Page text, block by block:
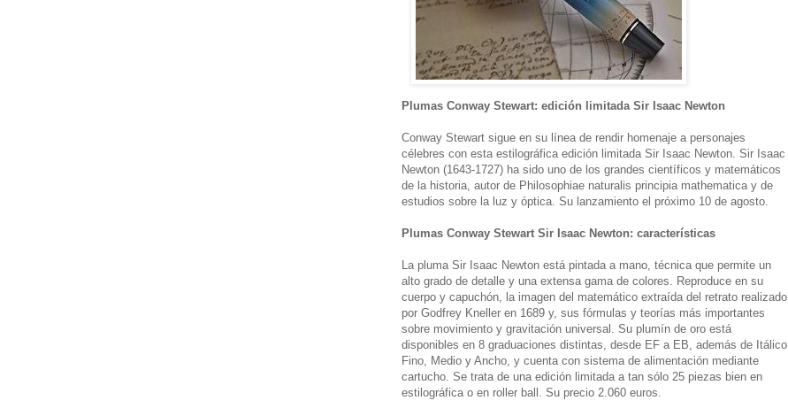
Plumas Conway Stewart: edición limitada Sir Isaac Newton
Conway Stewart sigue en su línea de rendir homenaje a personajes
célebres con esta estilográfica edición limitada Sir Isaac Newton. Sir Isaac
Newton (1643-1727) ha sido uno de los grandes científicos y matemáticos
de la historia, autor de Philosophiae naturalis principia mathematica y de
estudios sobre la luz y óptica. Su lanzamiento el próximo 10 de agosto.
Plumas Conway Stewart Sir Isaac Newton: características
La pluma Sir Isaac Newton está pintada a mano, técnica que permite un
alto grado de detalle y una extensa gama de colores. Reproduce en su
cuerpo y capuchón, la imagen del matemático extraída del retrato realizado
por Godfrey Kneller en 1689 y, sus fórmulas y teorías más importantes
sobre movimiento y gravitación universal. Su plumín de oro está
disponibles en 8 graduaciones distintas, desde EF a EB, además de Itálico
Fino, Medio y Ancho, y cuenta con sistema de alimentación mediante
cartucho. Se trata de una edición limitada a tan sólo 25 piezas bien en
estilográfica o en roller ball. Su precio 2.060 euros.